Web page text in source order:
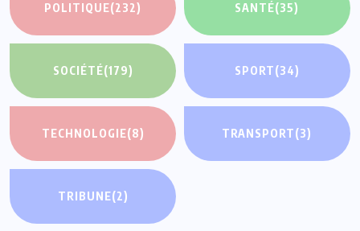
POLITIQUE(232) SANTÉ(35)
SOCIÉTÉ(179) SPORT(34)
TECHNOLOGIE(8) TRANSPORT(3)
TRIBUNE(2)